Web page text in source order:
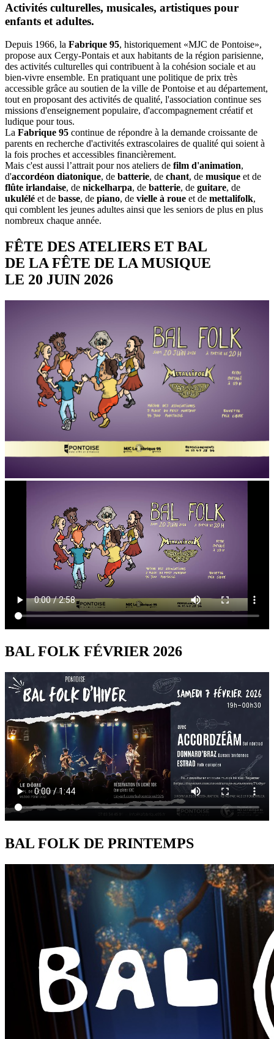
Activités culturelles, musicales, artistiques pour
enfants et adultes.
Depuis 1966, la Fabrique 95, historiquement «MJC de Pontoise»,
propose aux Cergy-Pontais et aux habitants de la région parisienne,
des activités culturelles qui contribuent à la cohésion sociale et au
bien-vivre ensemble. En pratiquant une politique de prix très
accessible grâce au soutien de la ville de Pontoise et au département,
tout en proposant des activités de qualité, l'association continue ses
missions d'enseignement populaire, d'accompagnement créatif et
ludique pour tous.
La Fabrique 95 continue de répondre à la demande croissante de
parents en recherche d'activités extrascolaires de qualité qui soient à
la fois proches et accessibles financièrement.
Mais c'est aussi l’attrait pour nos ateliers de film d'animation,
d'accordéon diatonique, de batterie, de chant, de musique et de
flûte irlandaise, de nickelharpa, de batterie, de guitare, de
ukulélé et de basse, de piano, de vielle à roue et de mettalifolk,
qui comblent les jeunes adultes ainsi que les seniors de plus en plus
nombreux chaque année.
FÊTE DES ATELIERS ET BAL
DE LA FÊTE DE LA MUSIQUE
LE 20 JUIN 2026
BAL FOLK FÉVRIER 2026
BAL FOLK DE PRINTEMPS